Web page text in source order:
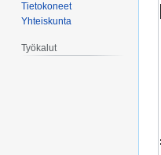
Tietokoneet
Yhteiskunta
Työkalut